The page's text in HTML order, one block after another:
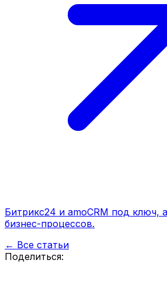
Битрикс24 и amoCRM под ключ,
бизнес-процессов.
← Все статьи
Поделиться: